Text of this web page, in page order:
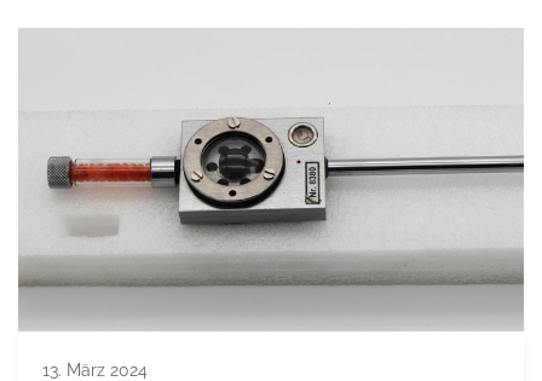
13. März 2024